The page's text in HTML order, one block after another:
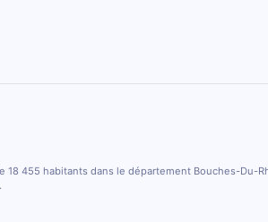
455 habitants dans le département Bouches-Du-